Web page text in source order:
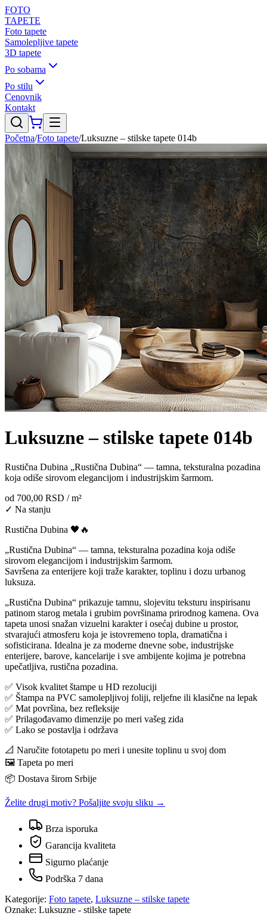
FOTO
TAPETE
Foto tapete
Samolepljive tapete
3D tapete
Po sobama
Po stilu
Cenovnik
Kontakt
Početna/Foto tapete/Luksuzne – stilske tapete 014b
Luksuzne – stilske tapete 014b
Rustična Dubina „Rustična Dubina“ — tamna, teksturalna pozadina
koja odiše sirovom elegancijom i industrijskim šarmom.
od 700,00 RSD / m²
✓ Na stanju
Rustična Dubina 🖤🔥
„Rustična Dubina“ — tamna, teksturalna pozadina koja odiše
sirovom elegancijom i industrijskim šarmom.
Savršena za enterijere koji traže karakter, toplinu i dozu urbanog
luksuza.
„Rustična Dubina“ prikazuje tamnu, slojevitu teksturu inspirisanu
patinom starog metala i grubim površinama prirodnog kamena. Ova
tapeta unosi snažan vizuelni karakter i osećaj dubine u prostor,
stvarajući atmosferu koja je istovremeno topla, dramatična i
sofisticirana. Idealna je za moderne dnevne sobe, industrijske
enterijere, barove, kancelarije i sve ambijente kojima je potrebna
upečatljiva, rustična pozadina.
✅ Visok kvalitet štampe u HD rezoluciji
✅ Štampa na PVC samolepljivoj foliji, reljefne ili klasične na lepak
✅ Mat površina, bez refleksije
✅ Prilagođavamo dimenzije po meri vašeg zida
✅ Lako se postavlja i održava
📐 Naručite fototapetu po meri i unesite toplinu u svoj dom
🖼️ Tapeta po meri
📦 Dostava širom Srbije
Želite drugi motiv? Pošaljite svoju sliku →
Brza isporuka
Garancija kvaliteta
Sigurno plaćanje
Podrška 7 dana
Kategorije: Foto tapete, Luksuzne – stilske tapete
Oznake: Luksuzne - stilske tapete